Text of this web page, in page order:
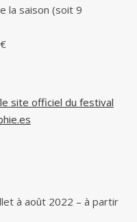
la saison (soit 9
site officiel du festival
à août 2022 – à partir